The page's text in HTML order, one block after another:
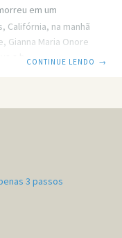
em um
Califórnia, na manhã
Gianna Maria Onore
a bordo do
CONTINUE LENDO →